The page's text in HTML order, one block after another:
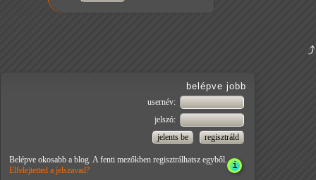
belépve jobb
usernév:
jelszó:
Belépve okosabb a blog. A fenti mezőkben regisztrálhatsz egyből.
Elfelejtetted a jelszavad?